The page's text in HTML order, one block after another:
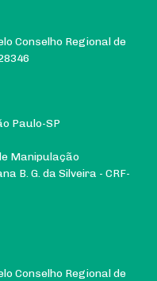
Conselho Regional de
Paulo-SP
Manipulação
B. G. da Silveira - CRF-
Conselho Regional de